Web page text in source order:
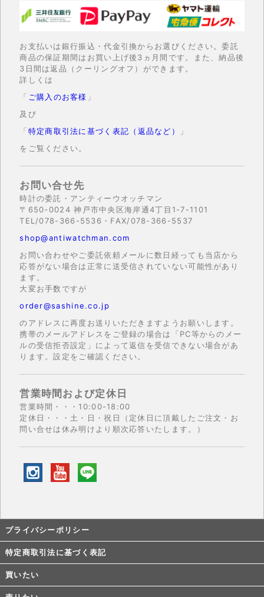
お支払いは銀行振込・代金引換からお選びください。委託
商品の保証期間はお買い上げ後3ヵ月間です。また、納品後
3日間は返品（クーリングオフ）ができます。
詳しくは
「 ご購入のお客様 」
及び
「特定商取引法に基づく表記（返品など）
」
をご覧ください。
お問い合せ先
時計の委託・アンティーウオッチマン
〒650-0024 神戸市中央区海岸通4丁目1-7-1101
TEL/078-366-5536・FAX/078-366-5537
shop@antiwatchman.com
お問い合わせやご委託依頼メールに数日経っても当店から
応答がない場合は正常に送受信されていない可能性があり
ます。
大変お手数ですが
order@sashine.co.jp
のアドレスに再度お送りいただきますようお願いします。
携帯のメールアドレスをご登録の場合は「PC等からのメー
ルの受信拒否設定」によって返信を受信できない場合があ
ります。設定をご確認ください。
営業時間および定休日
営業時間・・・10:00-18:00
定休日・・・土・日・祝日（定休日に頂戴したご注文・お
問い合せは休み明けより順次応答いたします。）
プライバシーポリシー
特定商取引法に基づく表記
買いたい